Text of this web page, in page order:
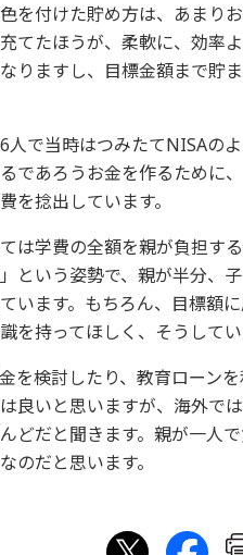
を付けた貯め方は、あまり
てたほうが、柔軟に、効率
りますし、目標金額まで貯
人で当時はつみたてNISAの
であろうお金を作るために
を捻出しています。
は学費の全額を親が負担す
という姿勢で、親が半分、
います。もちろん、目標額
を持ってほしく、そうしてい
を検討したり、教育ローン
良いと思いますが、海外で
どだと聞きます。親が一人
のだと思います。